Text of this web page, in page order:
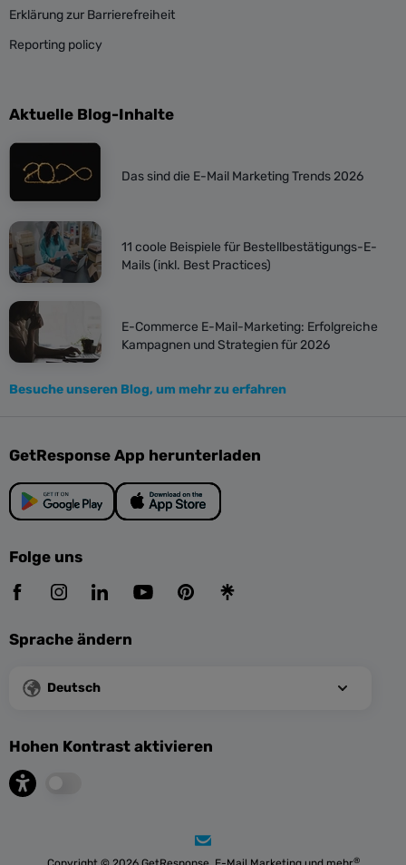
Erklärung zur Barrierefreiheit
Reporting policy
Aktuelle Blog-Inhalte
Das sind die E-Mail Marketing Trends 2026
11 coole Beispiele für Bestellbestätigungs-E-
Mails (inkl. Best Practices)
E-Commerce E-Mail-Marketing: Erfolgreiche
Kampagnen und Strategien für 2026
Besuche unseren Blog, um mehr zu erfahren
GetResponse App herunterladen
Folge uns
Sprache ändern
Deutsch
Hohen Kontrast aktivieren
®